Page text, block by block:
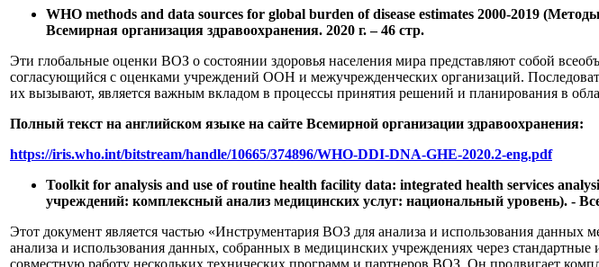
WHO methods and data sources for global burden of disease estimates 2000-2019
Всемирная организация здравоохранения. 2020 г. – 46 стр.
Эти глобальные оценки ВОЗ о состоянии здоровья населения мира представляют собой
согласующийся с оценками учреждений ООН и межучрежденческих организаций.
их вызывают, является важным вкладом в процессы принятия решений и планирования в
Полный текст на английском языке на сайте Всемирной организации здравоохранения:
https://iris.who.int/bitstream/handle/10665/374896/WHO-DDI-DNA-GHE-2020.2-eng.pdf
Toolkit for analysis and use of routine health facility data: integrated health services
учреждений: комплексный анализ медицинских услуг: национальный уровень). -
Этот документ является частью «Инструментария ВОЗ для анализа и использования
анализа и использования данных, собранных в медицинских учреждениях через
совместную работу нескольких технических программ и партнеров ВОЗ. Он продвигает